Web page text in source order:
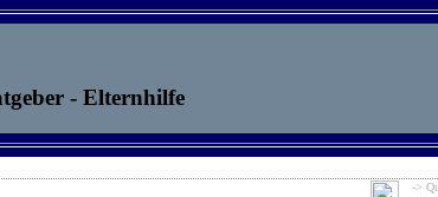
- Elternhilfe
->